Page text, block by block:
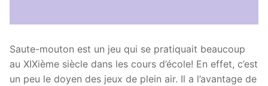
Saute-mouton est un jeu qui se pratiquait beaucoup
au XIXième siècle dans les cours d’école! En effet, c’est
un peu le doyen des jeux de plein air. Il a l’avantage de